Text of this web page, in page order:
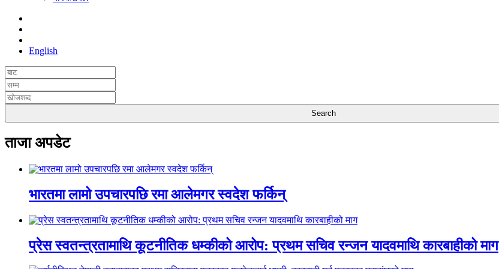
English
ताजा अपडेट
भारतमा लामो उपचारपछि रमा आलेमगर स्वदेश फर्किन्
प्रेस स्वतन्त्रतामाथि कूटनीतिक धम्कीको आरोप: प्रथम सचिव रन्जन यादवमाथि कारबाहीको माग